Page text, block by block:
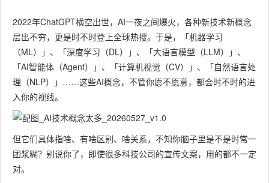
2022年ChatGPT横空出世，AI一夜之间爆火，各种新技术新概念
层出不穷，更是时不时登上全球热搜。于是，「机器学习
（ML）」、「深度学习（DL）」、「大语言模型（LLM）」、
「AI智能体（Agent）」、「计算机视觉（CV）」、「自然语言处
理（NLP）」……这些AI概念，不管你愿不愿意，都会时不时的进
入你的视线。
但它们具体指啥、有啥区别、啥关系，不知你脑子里是不是时常一
团浆糊？别说你了，即使很多科技公司的宣传文案，用的都不一定
对。